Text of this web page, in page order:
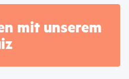
mit unserem